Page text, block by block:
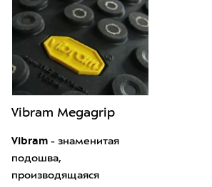
Vibram Megagrip
Vibram - знаменитая
подошва,
производящаяся